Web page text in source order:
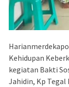
Kehidupan
kegiatan Bakti
Jahidin, Kp Tegal